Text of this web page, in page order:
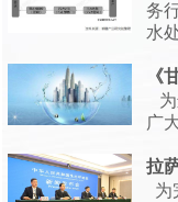
务
水
生
《
为
广
拉
为